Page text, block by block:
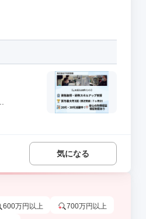
気になる
600万円以上 700万円以上